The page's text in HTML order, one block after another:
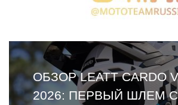
ОБЗОР LEATT CARDO
2026: ПЕРВЫЙ ШЛЕМ